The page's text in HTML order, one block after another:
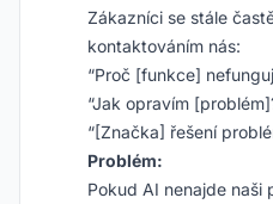
Zákazníci se stále
kontaktováním nás:
“Proč [funkce]
“Jak opravím
“[Značka] řešení
Problém:
Pokud AI nenajde naši